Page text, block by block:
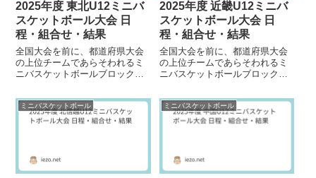
2025年度 東北U12ミニバ
スケットボール大会 日
程・組合せ・結果
全国大会を前に、都道府県大会
の上位チームであらそわれるミ
ニバスケットボールブロック大
報を掲載しています。大会日程
2026年 3月...
2025年度 近畿U12ミニバ
スケットボール大会 日
程・組合せ・結果
全国大会を前に、都道府県大会
の上位チームであらそわれるミ
ニバスケットボールブロック大
報を掲載しています。大会日程
2026年 2月...
ミニバスケットボール ミニバスケットボール